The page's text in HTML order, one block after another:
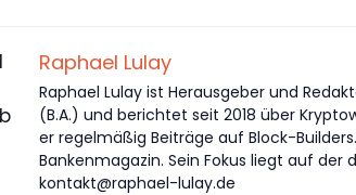
Raphael Lulay
Raphael Lulay ist Herausgeber und
(B.A.) und berichtet seit 2018 über
er regelmäßig Beiträge auf Block-
Bankenmagazin. Sein Fokus liegt auf
kontakt@raphael-lulay.de